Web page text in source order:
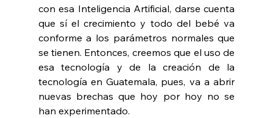
con esa Inteligencia Artificial, darse cuenta
que sí el crecimiento y todo del bebé va
conforme a los parámetros normales que
se tienen. Entonces, creemos que el uso de
esa tecnología y de la creación de la
tecnología en Guatemala, pues, va a abrir
nuevas brechas que hoy por hoy no se
han experimentado.